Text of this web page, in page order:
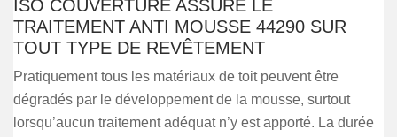
ISO COUVERTURE ASSURE LE
TRAITEMENT ANTI MOUSSE 44290 SUR
TOUT TYPE DE REVÊTEMENT
Pratiquement tous les matériaux de toit peuvent être
dégradés par le développement de la mousse, surtout
lorsqu’aucun traitement adéquat n’y est apporté. La durée